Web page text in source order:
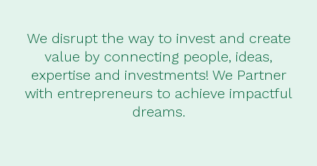
We disrupt the way to invest and create
value by connecting people, ideas,
expertise and investments! We Partner
with entrepreneurs to achieve impactful
dreams.